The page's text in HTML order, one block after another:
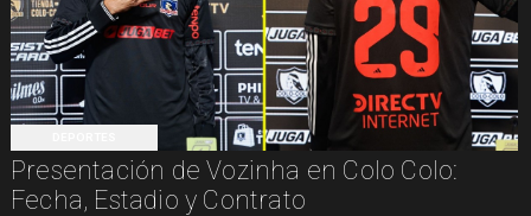
Presentación de Vozinha en Colo Colo:
Fecha, Estadio y Contrato